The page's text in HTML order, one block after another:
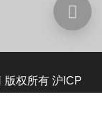
版权所有 沪ICP